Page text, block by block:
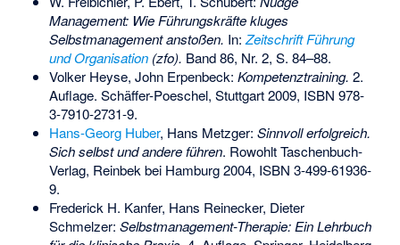
Management: Wie Führungskräfte kluges
Selbstmanagement anstoßen. In: Zeitschrift Führung
und Organisation(zfo). Band 86, Nr. 2, S. 84–88.
Volker Heyse, John Erpenbeck: Kompetenztraining. 2.
Auflage. Schäffer-Poeschel, Stuttgart 2009, ISBN 978-
3-7910-2731-9.
Hans-Georg Huber, Hans Metzger: Sinnvoll erfolgreich.
Sich selbst und andere führen. Rowohlt Taschenbuch-
Verlag, Reinbek bei Hamburg 2004, ISBN 3-499-61936-
9.
Frederick H. Kanfer, Hans Reinecker, Dieter
Schmelzer: Selbstmanagement-Therapie: Ein Lehrbuch